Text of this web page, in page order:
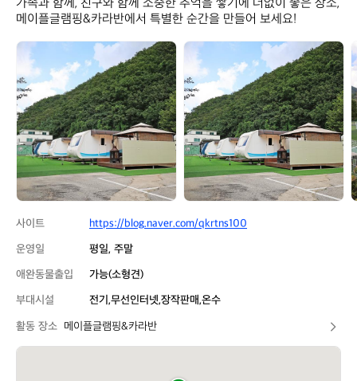
가족과 함께, 친구와 함께 소중한 추억을 쌓기에 더없이 좋은 장소,
메이플글램핑&카라반에서 특별한 순간을 만들어 보세요!
메
플
글
램
핑
&
카
라
반
메
플
글
램
핑
&
카
라
반
사이트
https://blog.naver.com/qkrtns100
운영일
평일, 주말
애완동물출입
가능(소형견)
부대시설
전기,무선인터넷,장작판매,온수
활동 장소 메이플글램핑&카라반